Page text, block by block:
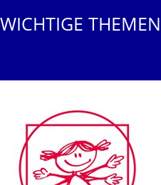
WICHTIGE